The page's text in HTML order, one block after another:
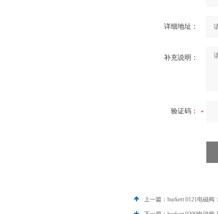
详细地址：
补充说明：
验证码：
上一篇： burkert 0121电磁阀